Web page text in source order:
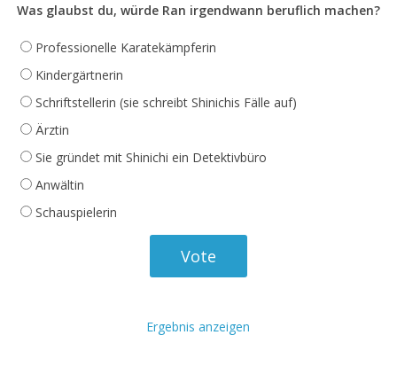
Was glaubst du, würde Ran irgendwann beruflich machen?
Professionelle Karatekämpferin
Kindergärtnerin
Schriftstellerin (sie schreibt Shinichis Fälle auf)
Ärztin
Sie gründet mit Shinichi ein Detektivbüro
Anwältin
Schauspielerin
Ergebnis anzeigen